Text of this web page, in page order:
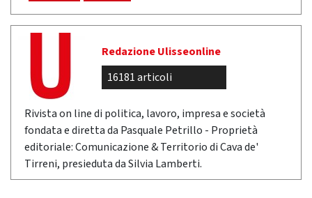
Redazione Ulisseonline
16181 articoli
Rivista on line di politica, lavoro, impresa e società
fondata e diretta da Pasquale Petrillo - Proprietà
editoriale: Comunicazione & Territorio di Cava de'
Tirreni, presieduta da Silvia Lamberti.